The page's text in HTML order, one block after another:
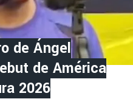
de Ángel
de América
2026